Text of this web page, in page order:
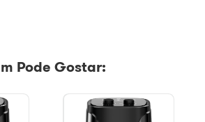
Pode Gostar: